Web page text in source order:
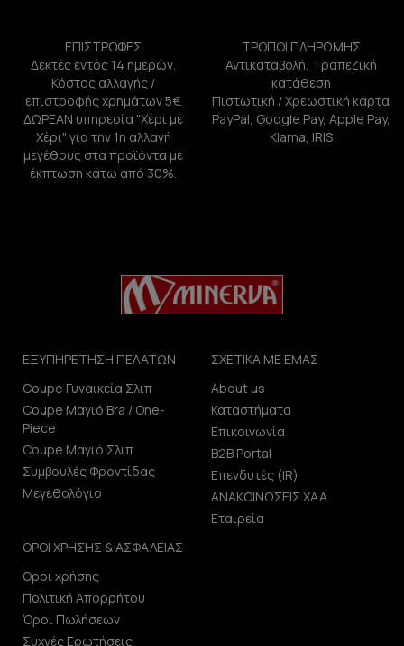
ΕΠΙΣΤΡΟΦΕΣ
Δεκτές εντός 14 ημερών.
Κόστος αλλαγής /
επιστροφής χρημάτων 5€.
ΔΩΡΕΑΝ υπηρεσία "Χέρι με
Χέρι" για την 1η αλλαγή
μεγέθους στα προϊόντα με
έκπτωση κάτω από 30%.
ΤΡΟΠΟΙ ΠΛΗΡΩΜΗΣ
Αντικαταβολή, Τραπεζική
κατάθεση
Πιστωτική / Χρεωστική κάρτα
PayPal, Google Pay, Apple Pay,
Klarna, IRIS
ΕΞΥΠΗΡΕΤΗΣΗ ΠΕΛΑΤΩΝ
Coupe Γυναικεία Σλιπ
Coupe Μαγιό Bra / One-
Piece
Coupe Μαγιό Σλιπ
Συμβουλές Φροντίδας
Μεγεθολόγιο
ΣΧΕΤΙΚΑ ΜΕ ΕΜΑΣ
About us
Καταστήματα
Επικοινωνία
B2B Portal
Επενδυτές (IR)
ΑΝΑΚΟΙΝΩΣΕΙΣ ΧΑΑ
Εταιρεία
ΟΡΟΙ ΧΡΗΣΗΣ & ΑΣΦΑΛΕΙΑΣ
Οροι χρήσης
Πολιτική Απορρήτου
Όροι Πωλήσεων
Συχνές Ερωτήσεις